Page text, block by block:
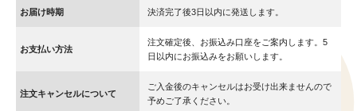
お届け時期 決済完了後3日以内に発送します。
お支払い方法
注文確定後、お振込み口座をご案内します。5
日以内にお振込みをお願いします。
注文キャンセルについて
ご入金後のキャンセルはお受け出来ませんので
予めご了承ください。